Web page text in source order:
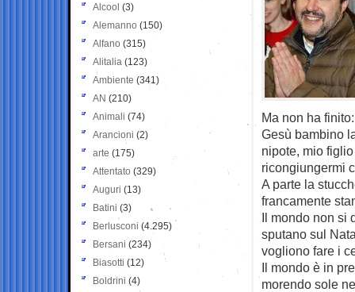
Ma non ha
Gesù bambino
nipote, mio
ricongiungermi
A parte la
francamente
Il mondo non si
sputano sul
vogliono fare i
Il mondo è in
morendo sole
Alcool (3)
Alemanno (150)
Alfano (315)
Alitalia (123)
Ambiente (341)
AN (210)
Animali (74)
Arancioni (2)
arte (175)
Attentato (329)
Auguri (13)
Batini (3)
Berlusconi (4.295)
Bersani (234)
Biasotti (12)
Boldrini (4)